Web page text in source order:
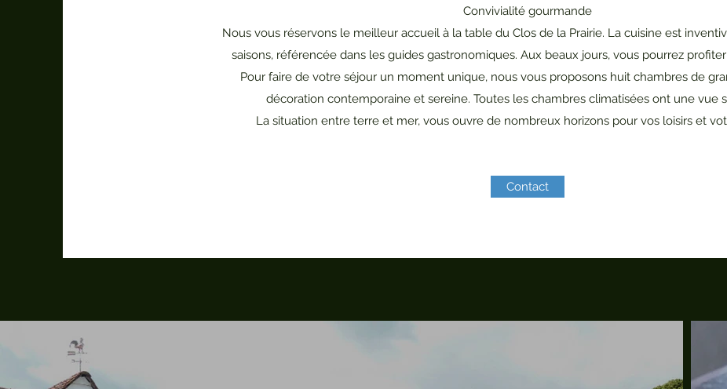
Convivialité gourmande
Nous vous réservons le meilleur accueil à la table du Clos de la Prairie. La cuisine est
saisons, référencée dans les guides gastronomiques. Aux beaux jours, vous pourrez
Pour faire de votre séjour un moment unique, nous vous proposons huit chambres de
décoration contemporaine et sereine. Toutes les chambres climatisées ont une vue
La situation entre terre et mer, vous ouvre de nombreux horizons pour vos loisirs et
Contact